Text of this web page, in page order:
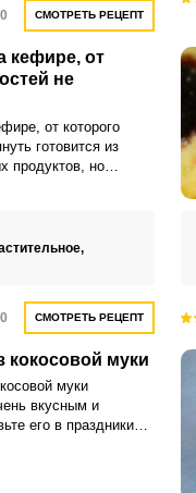
0 СМОТРЕТЬ РЕЦЕПТ
кефире, от
не
от которого
готовится из
продуктов, но
На
мы вкладываем
души, во время
0 СМОТРЕТЬ РЕЦЕПТ
кокосовой муки
муки
вкусным и
его в праздники